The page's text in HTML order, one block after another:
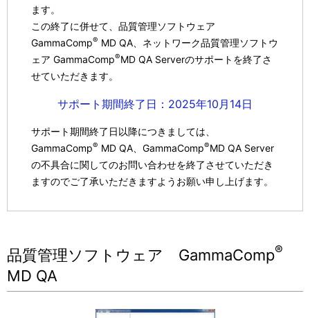
ます。
この終了に併せて、品質管理ソフトウェア
GammaComp® MD QA、ネットワーク品質管理ソフトウ
ェア GammaComp®MD QA Serverのサポートを終了さ
せていただきます。
サポート期間終了日：2025年10月14日
サポート期間終了日以降につきましては、
GammaComp® MD QA、GammaComp®MD QA Server
の不具合に関してのお問い合わせを終了させていただき
ますのでご了承いただきますようお願い申し上げます。
品質管理ソフトウェア GammaComp®
MD QA